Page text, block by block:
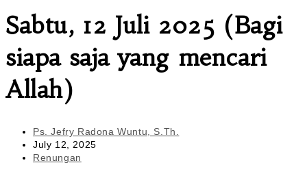
Sabtu, 12 Juli 2025 (Bagi
siapa saja yang mencari
Allah)
Post
author:
Ps. Jefry Radona Wuntu, S.Th.
Post
published:
July 12, 2025
Post
Renungan